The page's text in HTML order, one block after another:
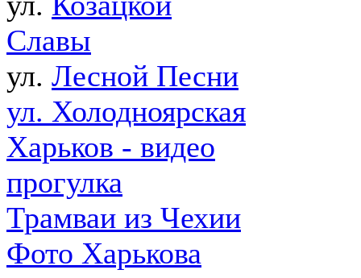
Славы
ул. Лесной Песни
ул. Холодноярская
Харьков - видео
прогулка
Трамваи из Чехии
Фото Харькова